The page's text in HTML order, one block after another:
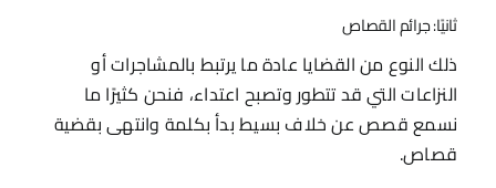
ثانيًا: جرائم القصاص
ذلك النوع من القضايا عادة ما يرتبط بالمشاجرات أو
النزاعات التي قد تتطور وتصبح اعتداء، فنحن كثيرًا ما
نسمع قصص عن خلاف بسيط بدأ بكلمة وانتهى بقضية
قصاص.